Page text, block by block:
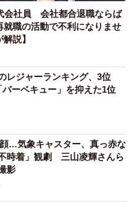
会社員 会社都合退職ならば
職の活動で不利になりませ
説】
レジャーランキング、3位
バーベキュー」を抑えた1位
…気象キャスター、真っ赤な
時着」観劇 三山凌輝さんら
影